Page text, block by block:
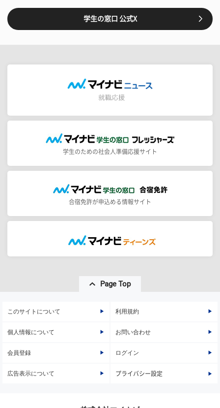
学生の窓口 公式X
学生のための社会人準備応援サイト
合宿免許が申込める情報サイト
Page Top
このサイトについて 利用規約
個人情報について お問い合わせ
会員登録 ログイン
広告表示について プライバシー設定